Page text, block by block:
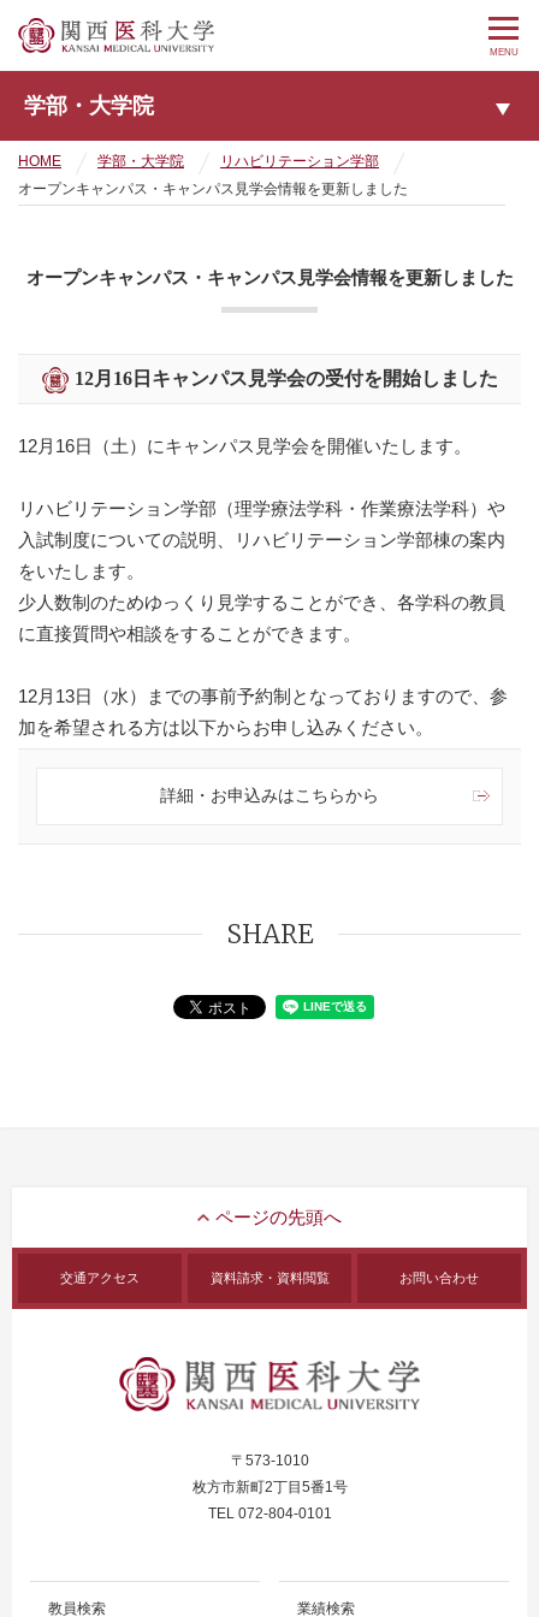
MENU
学部・大学院
HOME 学部・大学院
リハビリテーション学部
オープンキャンパス・キャンパス見学会情報を更新しました
オープンキャンパス・キャンパス見学会情報を更新しました
12月16日キャンパス見学会の受付を開始しました
12月16日（土）にキャンパス見学会を開催いたします。
リハビリテーション学部（理学療法学科・作業療法学科）や
入試制度についての説明、リハビリテーション学部棟の案内
をいたします。
少人数制のためゆっくり見学することができ、各学科の教員
に直接質問や相談をすることができます。
12月13日（水）までの事前予約制となっておりますので、参
加を希望される方は以下からお申し込みください。
詳細・お申込みはこちらから
SHARE
交通アクセス 資料請求・資料閲覧 お問い合わせ
〒573-1010
枚方市新町2丁目5番1号
TEL 072-804-0101
教員検索 業績検索